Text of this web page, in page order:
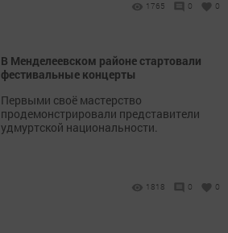
1765 0 0
В Менделеевском районе стартовали
фестивальные концерты
Первыми своё мастерство
продемонстрировали представители
удмуртской национальности.
1818 0 0